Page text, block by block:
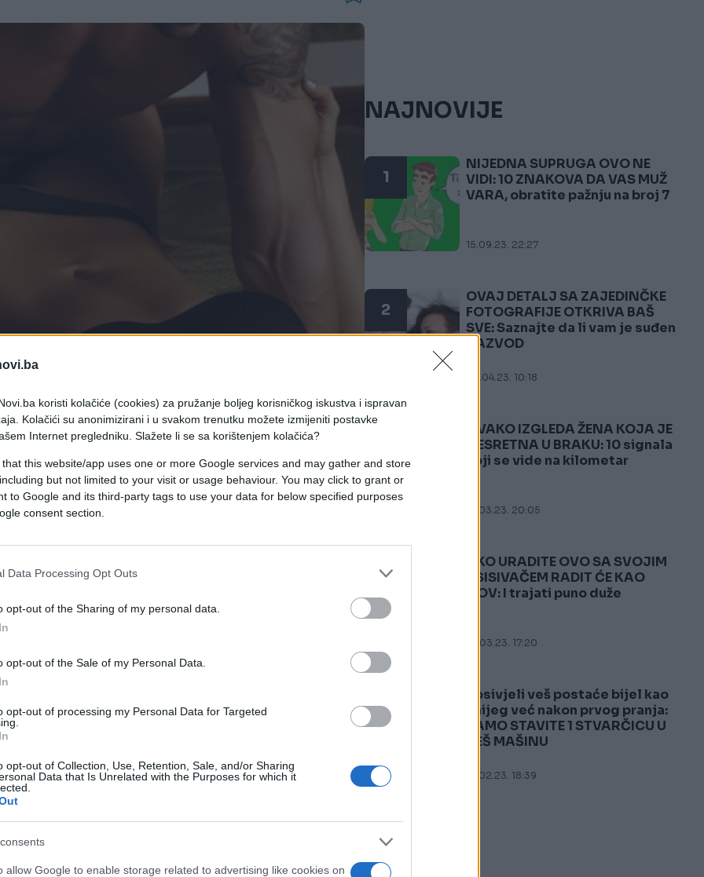
koristi kolačiće (cookies) za pružanje boljeg korisničkog iskustva i ispravan
Kolačići su anonimizirani i u svakom trenutku možete izmijeniti postavke
Internet pregledniku. Slažete li se sa korištenjem kolačića?
that this website/app uses one or more Google services and may gather and store
but not limited to your visit or usage behaviour. You may click to grant or
to Google and its third-party tags to use your data for below specified purposes
consent section.
Data Processing Opt Outs
opt-out of the Sharing of my personal data.
opt-out of the Sale of my Personal Data.
opt-out of processing my Personal Data for Targeted
opt-out of Collection, Use, Retention, Sale, and/or Sharing
Data that Is Unrelated with the Purposes for which it
allow Google to enable storage related to advertising like cookies on
imati bar neku ideju o frajeru prije nego mu
#spavaća soba
NAJNOVIJE
1
NIJEDNA SUPRUGA OVO NE
VIDI: 10 ZNAKOVA DA VAS MUŽ
VARA, obratite pažnju na broj 7
15.09.23. 22:27
2
OVAJ DETALJ SA ZAJEDINČKE
FOTOGRAFIJE OTKRIVA BAŠ
SVE: Saznajte da li vam je suđen
RAZVOD
30.04.23. 10:18
OVAKO IZGLEDA ŽENA KOJA JE
NESRETNA U BRAKU: 10 signala
koji se vide na kilometar
31.03.23. 20:05
4
AKO URADITE OVO SA SVOJIM
USISIVAČEM RADIT ĆE KAO
NOV: I trajati puno duže
10.03.23. 17:20
5
Posivjeli veš postaće bijel kao
snijeg već nakon prvog pranja:
SAMO STAVITE 1 STVARČICU U
VEŠ MAŠINU
18.02.23. 18:39